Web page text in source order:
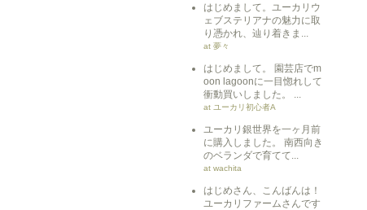
はじめまして。ユーカリウ
ェブステリアナの魅力に取
り憑かれ、辿り着きま...
at 夢々
はじめまして。 園芸店でm
oon lagoonに一目惚れして
衝動買いしました。 ...
at ユーカリ初心者A
ユーカリ銀世界を一ヶ月前
に購入しました。 南西向き
のベランダで育てて...
at wachita
はじめさん、こんばんは！
ユーカリファームさんです